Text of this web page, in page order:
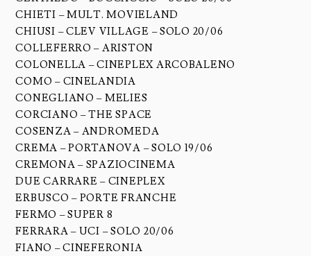
CHIETI – MULT. MOVIELAND
CHIUSI – CLEV VILLAGE – SOLO 20/06
COLLEFERRO – ARISTON
COLONELLA – CINEPLEX ARCOBALENO
COMO – CINELANDIA
CONEGLIANO – MELIES
CORCIANO – THE SPACE
COSENZA – ANDROMEDA
CREMA – PORTANOVA – SOLO 19/06
CREMONA – SPAZIOCINEMA
DUE CARRARE – CINEPLEX
ERBUSCO – PORTE FRANCHE
FERMO – SUPER 8
FERRARA – UCI – SOLO 20/06
FIANO – CINEFERONIA